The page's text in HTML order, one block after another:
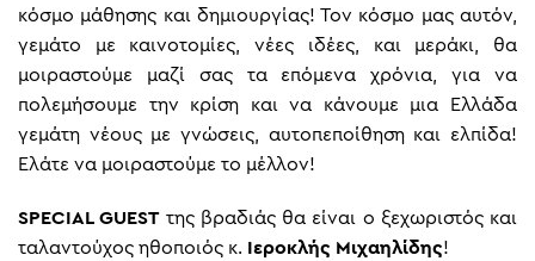
κόσμο μάθησης και δημιουργίας! Τον κόσμο μας αυτόν,
γεμάτο με καινοτομίες, νέες ιδέες, και μεράκι, θα
μοιραστούμε μαζί σας τα επόμενα χρόνια, για να
πολεμήσουμε την κρίση και να κάνουμε μια Ελλάδα
γεμάτη νέους με γνώσεις, αυτοπεποίθηση και ελπίδα!
Ελάτε να μοιραστούμε το μέλλον!
SPECIAL GUESTτης βραδιάς θα είναι ο ξεχωριστός και
ταλαντούχος ηθοποιός κ. Ιεροκλής Μιχαηλίδης!